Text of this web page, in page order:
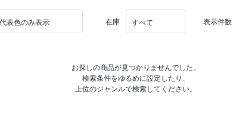
在庫 表示件数
お探しの商品が見つかりませんでした。
検索条件をゆるめに設定したり、
上位のジャンルで検索してください。